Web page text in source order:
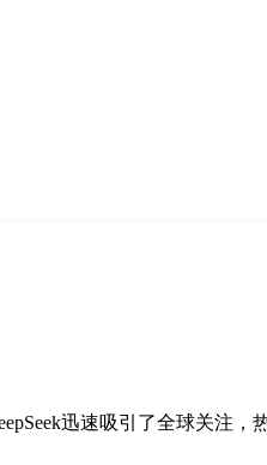
迅速吸引了全球关注，